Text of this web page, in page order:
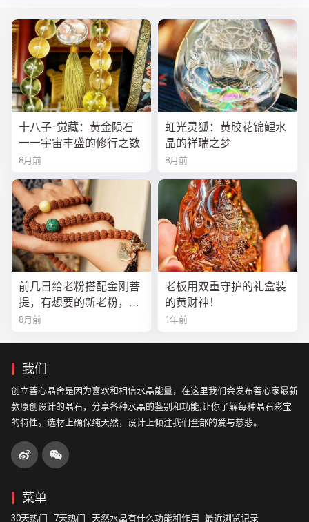
十八子·觉藏：黄金陨石
——宇宙丰盛的修行之数
8月前
虹光灵狐：黄胶花锦鲤水
晶的祥瑞之梦
8月前
前几日给老粉搭配金刚菩
提，有想要的新老粉，都
可以来排队
8月前
老板用双重守护的礼盒装
的黄财神！
1年前
我们
创立菩心晶舍是因为喜欢和相信水晶能量，在这里我们会发布菩心家最新
款原创设计的晶石，分享各种水晶的鉴别和功能,让你了解每种晶石彩宝
的特性。选材上确保纯天然，设计上倾注我们全部的爱与慈悲。
菜单
30天热门 7天热门 天然水晶有什么功能和作用 最近浏览记录